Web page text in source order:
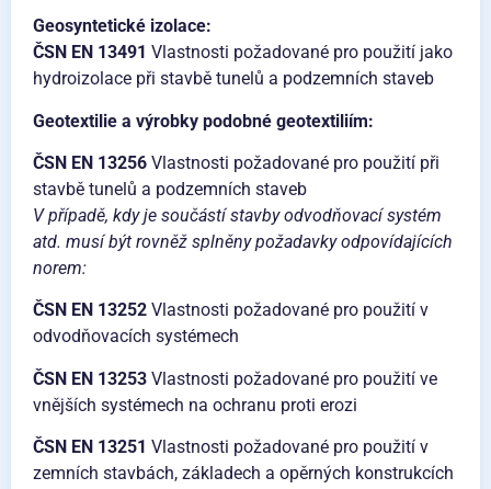
Geosyntetické izolace:
ČSN EN 13491 Vlastnosti požadované pro použití jako
hydroizolace při stavbě tunelů a podzemních staveb
Geotextilie a výrobky podobné geotextiliím:
ČSN EN 13256 Vlastnosti požadované pro použití při
stavbě tunelů a podzemních staveb
V případě, kdy je součástí stavby odvodňovací systém
atd. musí být rovněž splněny požadavky odpovídajících
norem:
ČSN EN 13252 Vlastnosti požadované pro použití v
odvodňovacích systémech
ČSN EN 13253 Vlastnosti požadované pro použití ve
vnějších systémech na ochranu proti erozi
ČSN EN 13251 Vlastnosti požadované pro použití v
zemních stavbách, základech a opěrných konstrukcích